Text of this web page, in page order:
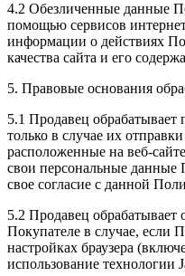
4.2 Обезличенные данные
помощью сервисов
информации о действиях
качества сайта и его
5. Правовые основания
5.1 Продавец
только в случае их
расположенные на веб-
свои персональные данные
свое согласие с данной
5.2 Продавец
Покупателе в случае, если
настройках браузера
использование технологии